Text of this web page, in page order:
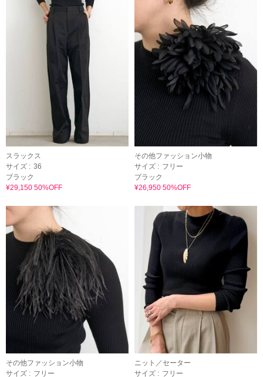
スラックス
サイズ : 36
ブラック
¥29,150 50%OFF
その他ファッション小物
サイズ : フリー
ブラック
¥26,950 50%OFF
その他ファッション小物
サイズ : フリー
ニット／セーター
サイズ : フリー